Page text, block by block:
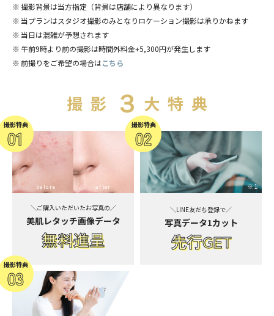
撮影背景は当方指定（背景は店舗により異なります）
当プランはスタジオ撮影のみとなりロケーション撮影は承りかねます
当日は混雑が予想されます
午前9時より前の撮影は時間外料金+5,300円が発生します
前撮りをご希望の場合はこちら
撮影 ３ 大特典
before after
＼ご購入いただいたお写真の／
美肌レタッチ画像データ
無料進呈
※1
＼LINE友だち登録で／
写真データ1カット
先行GET